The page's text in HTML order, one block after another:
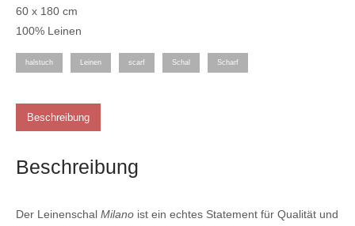
60 x 180 cm
100% Leinen
halstuch Leinen scarf Schal Scharf
Beschreibung
Beschreibung
Der Leinenschal Milano ist ein echtes Statement für Qualität und